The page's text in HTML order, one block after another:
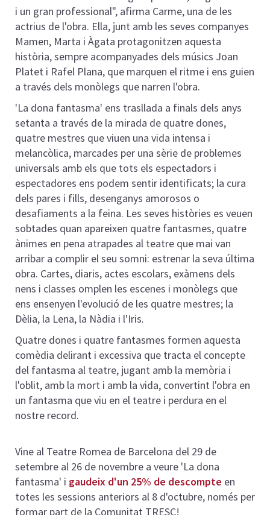
i un gran professional", afirma Carme, una de les
actrius de l'obra. Ella, junt amb les seves companyes
Mamen, Marta i Àgata protagonitzen aquesta
història, sempre acompanyades dels músics Joan
Platet i Rafel Plana, que marquen el ritme i ens guien
a través dels monòlegs que narren l'obra.
'La dona fantasma' ens trasllada a finals dels anys
setanta a través de la mirada de quatre dones,
quatre mestres que viuen una vida intensa i
melancòlica, marcades per una sèrie de problemes
universals amb els que tots els espectadors i
espectadores ens podem sentir identificats; la cura
dels pares i fills, desenganys amorosos o
desafiaments a la feina. Les seves històries es veuen
sobtades quan apareixen quatre fantasmes, quatre
ànimes en pena atrapades al teatre que mai van
arribar a complir el seu somni: estrenar la seva última
obra. Cartes, diaris, actes escolars, exàmens dels
nens i classes omplen les escenes i monòlegs que
ens ensenyen l'evolució de les quatre mestres; la
Dèlia, la Lena, la Nàdia i l'Iris.
Quatre dones i quatre fantasmes formen aquesta
comèdia delirant i excessiva que tracta el concepte
del fantasma al teatre, jugant amb la memòria i
l'oblit, amb la mort i amb la vida, convertint l'obra en
un fantasma que viu en el teatre i perdura en el
nostre record.
Vine al Teatre Romea de Barcelona del 29 de
setembre al 26 de novembre a veure 'La dona
fantasma' i gaudeix d'un 25% de descompte en
totes les sessions anteriors al 8 d'octubre, només per
formar part de la Comunitat TRESC!